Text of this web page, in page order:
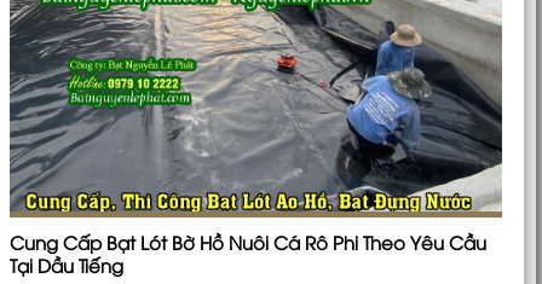
Cung Cấp Bạt Lót Bờ Hồ Nuôi Cá Rô Phi Theo Yêu Cầu
Tại Dầu Tiếng